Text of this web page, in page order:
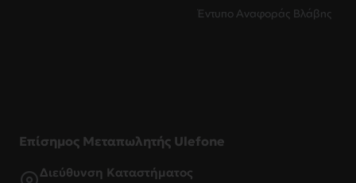
Έντυπο Αναφοράς Βλάβης
Επίσημος Μεταπωλητής Ulefone
Διεύθυνση Καταστήματος